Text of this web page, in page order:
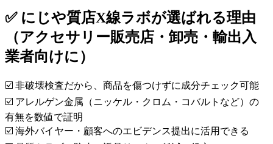
✅ にじや質店X線ラボが選ばれる理由
（アクセサリー販売店・卸売・輸出入
業者向けに）
☑️ 非破壊検査だから、商品を傷つけずに成分チェック可能
☑️ アレルゲン金属（ニッケル・クロム・コバルトなど）の
有無を数値で証明
☑️ 海外バイヤー・顧客へのエビデンス提出に活用できる